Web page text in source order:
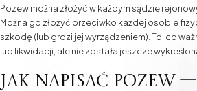
Pozew można złożyć w każdym sądzie
Można go złożyć przeciwko każdej osobie
szkodę (lub grozi jej wyrządzeniem). To, co
lub likwidacji, ale nie została jeszcze
Jak napisać pozew